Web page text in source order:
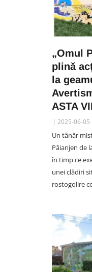
„Omul
plină
la
ASTA
2025-06-05
Un tânăr
Păianjen de
în timp ce
unei clădiri
rostogolire